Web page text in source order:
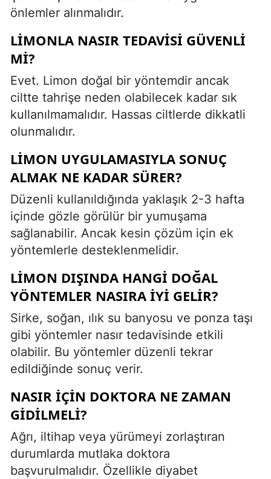
önlemler alınmalıdır.
LIMONLA NASIR TEDAVISI GÜVENLI
MI?
Evet. Limon doğal bir yöntemdir ancak
ciltte tahrişe neden olabilecek kadar sık
kullanılmamalıdır. Hassas ciltlerde dikkatli
olunmalıdır.
LIMON UYGULAMASIYLA SONUÇ
ALMAK NE KADAR SÜRER?
Düzenli kullanıldığında yaklaşık 2-3 hafta
içinde gözle görülür bir yumuşama
sağlanabilir. Ancak kesin çözüm için ek
yöntemlerle desteklenmelidir.
LIMON DIŞINDA HANGI DOĞAL
YÖNTEMLER NASIRA IYI GELIR?
Sirke, soğan, ılık su banyosu ve ponza taşı
gibi yöntemler nasır tedavisinde etkili
olabilir. Bu yöntemler düzenli tekrar
edildiğinde sonuç verir.
NASIR IÇIN DOKTORA NE ZAMAN
GIDILMELI?
Ağrı, iltihap veya yürümeyi zorlaştıran
durumlarda mutlaka doktora
başvurulmalıdır. Özellikle diyabet